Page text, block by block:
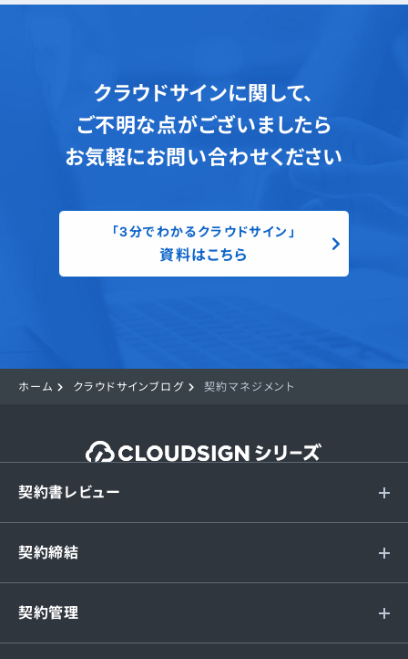
クラウドサインに関して、
ご不明な点がございましたら
お気軽にお問い合わせください
「3分でわかるクラウドサイン」
資料はこちら
ホーム クラウドサインブログ 契約マネジメント
契約書レビュー
契約締結
契約管理